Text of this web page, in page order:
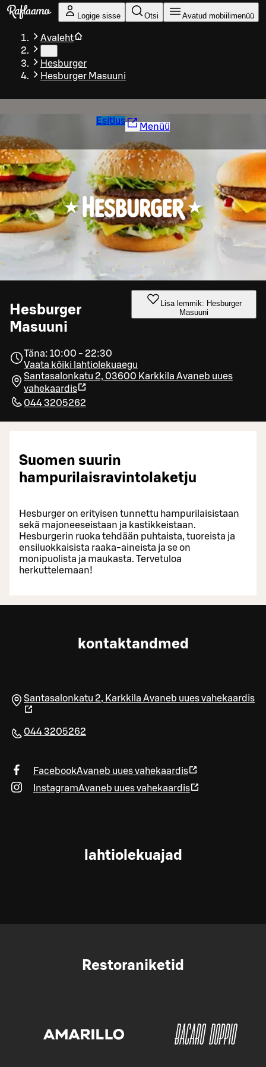
Liigu peamise sisu juurde
Logige sisse Otsi Avatud mobiilimenüü
Avaleht
Hesburger
Hesburger Masuuni
Esitlus
Menüü
Hesburger
Masuuni
Lisa lemmik: Hesburger
Masuuni
Täna: 10:00 - 22:30
Vaata kõiki lahtiolekuaegu
Santasalonkatu 2, 03600 Karkkila Avaneb uues
vahekaardis
044 3205262
Suomen suurin
hampurilaisravintolaketju
Hesburger on erityisen tunnettu hampurilaisistaan
sekä majoneeseistaan ja kastikkeistaan.
Hesburgerin ruoka tehdään puhtaista, tuoreista ja
ensiluokkaisista raaka-aineista ja se on
monipuolista ja maukasta. Tervetuloa
herkuttelemaan!
kontaktandmed
Santasalonkatu 2, Karkkila Avaneb uues vahekaardis
044 3205262
FacebookAvaneb uues vahekaardis
InstagramAvaneb uues vahekaardis
lahtiolekuajad
Restoraniketid